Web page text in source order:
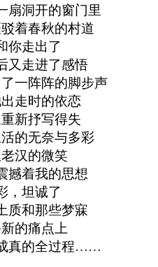
扇洞开的窗门里
着春秋的村道
你走出了
又走进了感悟
一阵阵的脚步声
走时的依恋
新抒写得失
的无奈与多彩
汉的微笑
撼着我的思想
，坦诚了
质和那些梦寐
的痛点上
真的全过程……